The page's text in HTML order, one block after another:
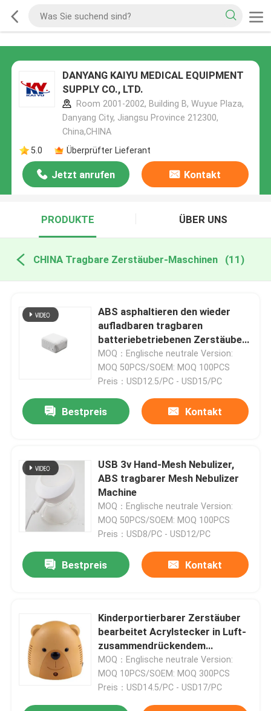
DANYANG KAIYU MEDICAL EQUIPMENT
SUPPLY CO., LTD.
Room 2001-2002, Building B, Wuyue Plaza,
Danyang City, Jiangsu Province 212300,
China,CHINA
5.0
Überprüfter Lieferant
Jetzt anrufen Kontakt
PRODUKTE ÜBER UNS
CHINA Tragbare Zerstäuber-Maschinen (11)
ABS asphaltieren den wieder
aufladbaren tragbaren
batteriebetriebenen Zerstäuber
der Zerstäuber-Maschinen-60hz
MOQ：Englische neutrale Version:
MOQ 50PCS/SOEM: MOQ 100PCS
Preis：USD12.5/PC - USD15/PC
Bestpreis Kontakt
USB 3v Hand-Mesh Nebulizer,
ABS tragbarer Mesh Nebulizer
Machine
MOQ：Englische neutrale Version:
MOQ 50PCS/SOEM: MOQ 100PCS
Preis：USD8/PC - USD12/PC
Bestpreis Kontakt
Kinderportierbarer Zerstäuber
bearbeitet Acrylstecker in Luft-
zusammendrückendem
Zerstäuber maschinell
MOQ：Englische neutrale Version:
MOQ 10PCS/SOEM: MOQ 300PCS
Preis：USD14.5/PC - USD17/PC